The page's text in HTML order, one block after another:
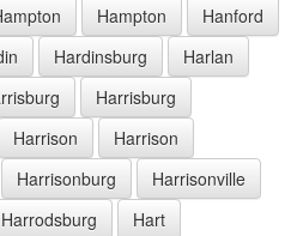
Hampton
Hanford
Hardinsburg
Harlan
Harrisburg
Harrison
Harrison
Harrisonburg
Harrisonville
Harrodsburg
Hart